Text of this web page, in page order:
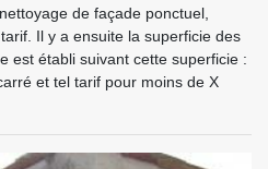
de façade ponctuel,
Il y a ensuite la superficie des
est établi suivant cette superficie :
et tel tarif pour moins de X